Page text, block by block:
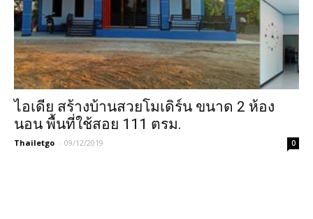
ไอเดีย สร้างบ้านสวยโมเดิร์น ขนาด 2 ห้อง
นอน พื้นที่ใช้สอย 111 ตรม.
Thailetgo - 09/12/2019 0